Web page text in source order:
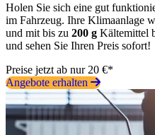
Holen Sie sich eine gut
im Fahrzeug. Ihre Klimaanlage
und mit bis zu 200 g Kältemittel
und sehen Sie Ihren Preis sofort!
Preise jetzt ab nur 20 €*
Angebote erhalten